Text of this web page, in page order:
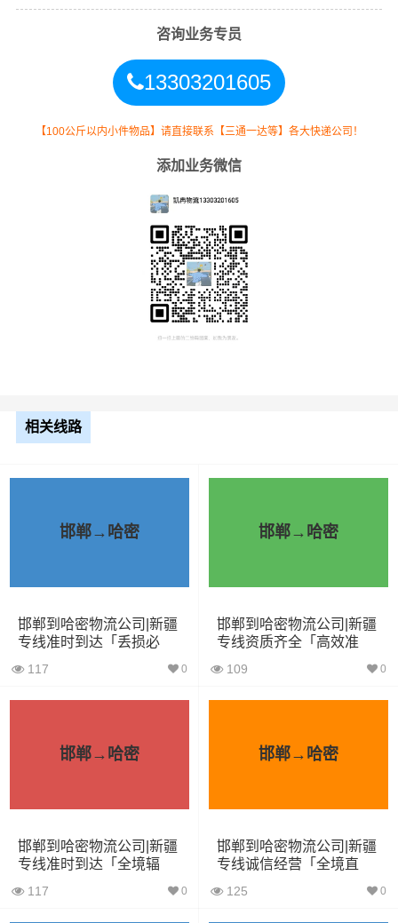
整车运输价格计算方式通常是按单价×公
里，以上报价为市场透明价，仅供参
3.2米货车
3.8米货车 15立方 2吨 3.8×1.7×2.2
4.2米货车 22立方 4.2×2.4×2.5
7.6米货车 48立方 16吨 7.6×2.4×2.8
17.5米货车 130立方 17.5×3×2.8
已发过张家口到哈密物流专线的货主告诉大家如果你选择
了一家不靠谱的物流公司，可能会面临以下风险和损失：
咨询业务专员
13303201605
【100公斤以内小件物品】请直接联系【三通一达等】各大快递公司！
添加业务微信
相关线路
邯郸→哈密
邯郸到哈密物流公司|新疆
专线准时到达「丢损必
117 0
邯郸→哈密
邯郸到哈密物流公司|新疆
专线资质齐全「高效准
109 0
邯郸→哈密
邯郸到哈密物流公司|新疆
专线准时到达「全境辐
117 0
邯郸→哈密
邯郸到哈密物流公司|新疆
专线诚信经营「全境直
125 0